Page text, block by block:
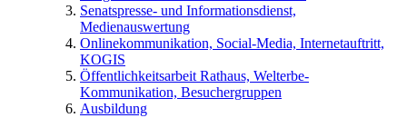
Senatspresse- und Informationsdienst,
Medienauswertung
Onlinekommunikation, Social-Media, Internetauftritt,
KOGIS
Öffentlichkeitsarbeit Rathaus, Welterbe-
Kommunikation, Besuchergruppen
Ausbildung